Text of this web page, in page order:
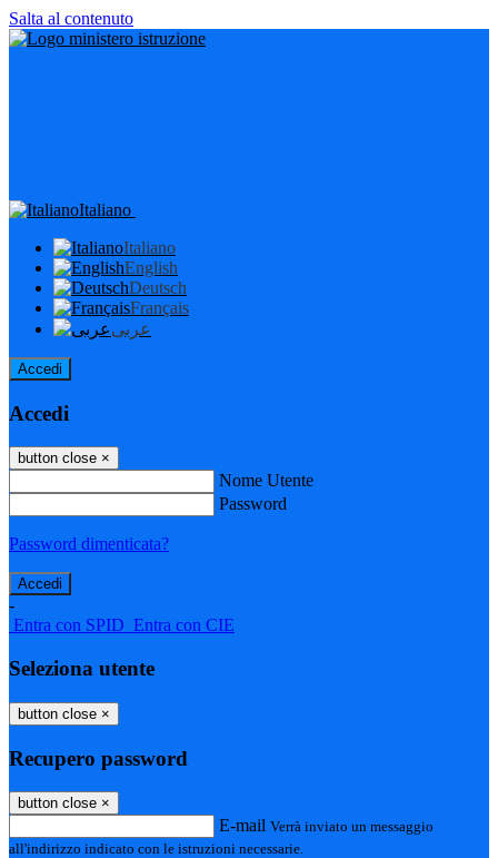
Salta al contenuto
Italiano
Italiano
English
Deutsch
Français
عربى
Accedi
Accedi
button close ×
Nome Utente
Password
Password dimenticata?
-
Entra con SPID Entra con CIE
Seleziona utente
button close ×
Recupero password
button close ×
E-mail Verrà inviato un messaggio
all'indirizzo indicato con le istruzioni necessarie.